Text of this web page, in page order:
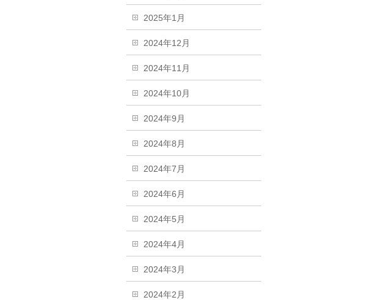
2025年1月
2024年12月
2024年11月
2024年10月
2024年9月
2024年8月
2024年7月
2024年6月
2024年5月
2024年4月
2024年3月
2024年2月